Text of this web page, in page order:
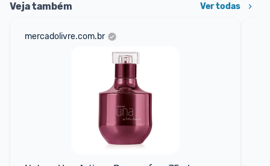
Veja também Ver todas
mercadolivre.com.br